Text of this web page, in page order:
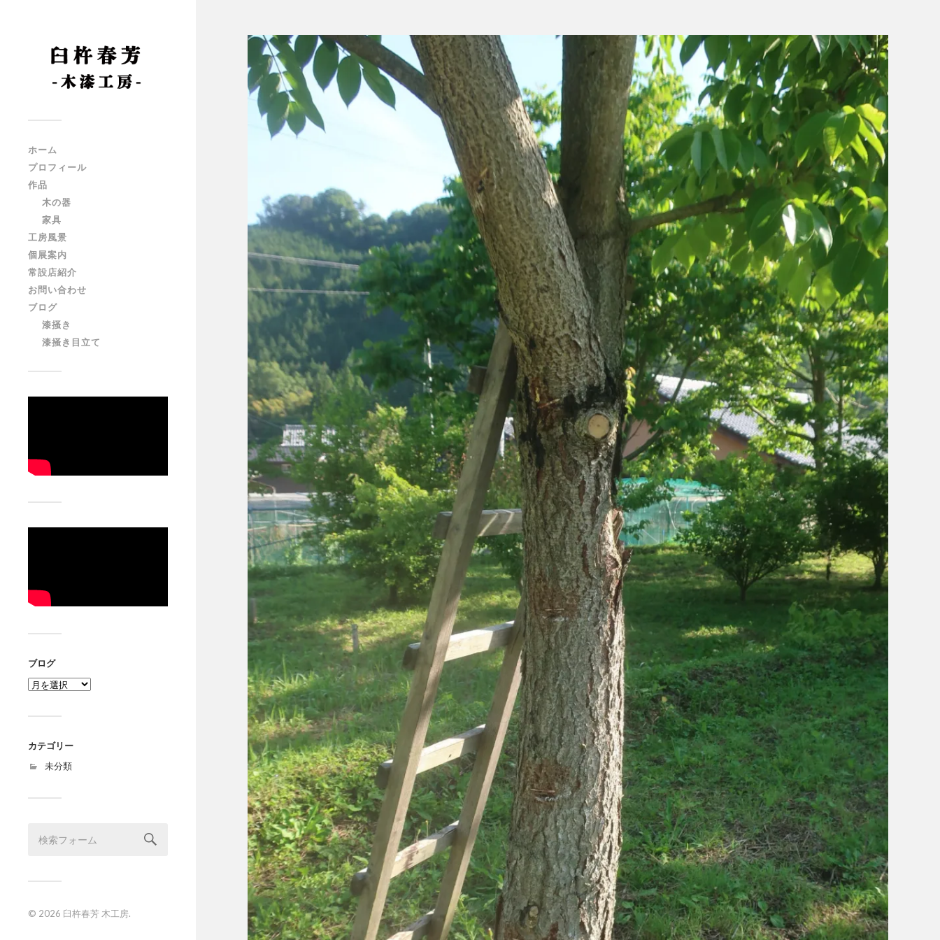
ホーム
プロフィール
作品
木の器
家具
工房風景
個展案内
常設店紹介
お問い合わせ
ブログ
漆掻き
漆掻き目立て
ブログ
ブ
ロ
カテゴリー
未分類
© 2026 臼杵春芳 木工房.